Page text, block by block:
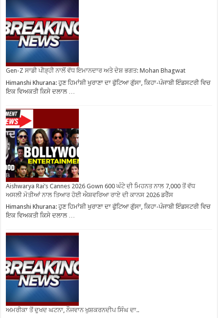
Gen-Z ਸਾਡੀ ਪੀੜ੍ਹੀ ਨਾਲੋਂ ਵੱਧ ਇਮਾਨਦਾਰ ਅਤੇ ਦੇਸ਼ ਭਗਤ: Mohan Bhagwat
Himanshi Khurana: ਹੁਣ ਹਿਮਾਂਸ਼ੀ ਖੁਰਾਣਾ ਦਾ ਫੁੱਟਿਆ ਗੁੱਸਾ, ਕਿਹਾ-ਪੰਜਾਬੀ ਇੰਡਸਟਰੀ ਵਿਚ
ਇਕ ਵਿਅਕਤੀ ਕਿਸੇ ਦਲਾਲ …
Aishwarya Rai’s Cannes 2026 Gown 600 ਘੰਟੇ ਦੀ ਮਿਹਨਤ ਨਾਲ 7,000 ਤੋਂ ਵੱਧ
ਅਸਲੀ ਮੋਤੀਆਂ ਨਾਲ ਤਿਆਰ ਹੋਈ ਐਸ਼ਵਰਿਆ ਰਾਏ ਦੀ ਕਾਨਸ 2026 ਡਰੈੱਸ
Himanshi Khurana: ਹੁਣ ਹਿਮਾਂਸ਼ੀ ਖੁਰਾਣਾ ਦਾ ਫੁੱਟਿਆ ਗੁੱਸਾ, ਕਿਹਾ-ਪੰਜਾਬੀ ਇੰਡਸਟਰੀ ਵਿਚ
ਇਕ ਵਿਅਕਤੀ ਕਿਸੇ ਦਲਾਲ …
ਅਮਰੀਕਾ ਤੋਂ ਦੁਖਦ ਘਟਨਾ, ਨੌਜਵਾਨ ਖੁਸ਼ਕਰਨਦੀਪ ਸਿੰਘ ਦਾ..